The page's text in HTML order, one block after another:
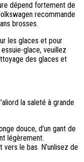
dépend fortement de
recommande
brosses.
les glaces et pour
glace, veuillez
des glaces et
la saleté à grande
douce, d'un gant de
légèrement.
le bas. N'unlisez de